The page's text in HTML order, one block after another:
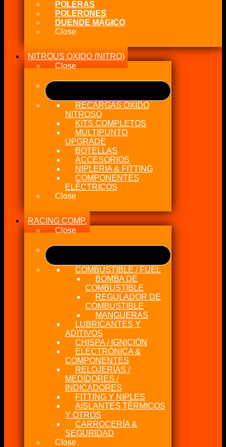
POLERAS
POLERONES
DUENDE MÁGICO
Close
NITROUS OXIDO (NITRO)
Close
RECARGAS OXIDO
NITROSO
KITS COMPLETOS
MULTIPUNTO
UPGRADE
BOTELLAS
ACCESORIOS
NIPLERIA & FITTING
COMPONENTES
ELÉCTRICOS
Close
RACING COMP.
Close
COMBUSTIBLE / FUEL
BOMBA DE
COMBUSTIBLE
REGULADOR DE
COMBUSTIBLE
MANGUERAS
LUBRICANTES Y
ADITIVOS
CHISPA / IGNICIÓN
ELECTRÓNICA &
COMPONENTES
RELOJERÍAS /
MEDIDORES /
INDICADORES
FITTING Y NIPLES
AISLANTES TÉRMICOS
Y OTROS
CARROCERÍA &
SEGURIDAD
Close